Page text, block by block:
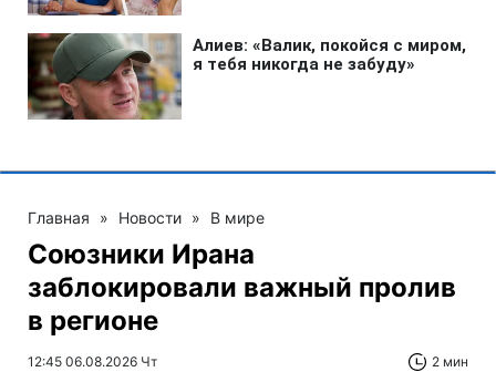
Главная » Новости » В мире
Союзники Ирана
заблокировали важный пролив
в регионе
12:45 06.08.2026 Чт 2 мин